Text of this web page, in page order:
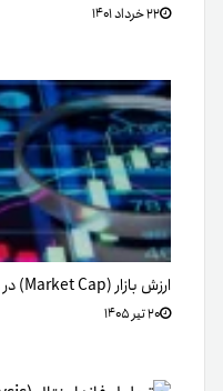
۲۲ خرداد ۱۴۰۱
ارزش بازار (Market Cap) در رمزارز چیست و چرا اهمیت دارد؟
۲۰ تیر ۱۴۰۵